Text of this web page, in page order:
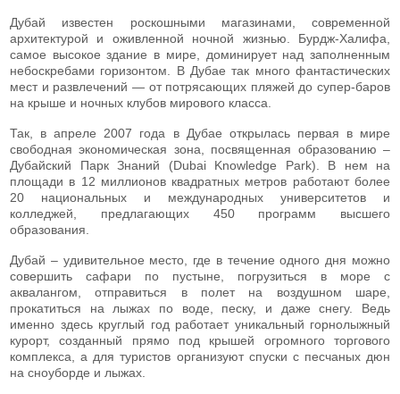
Дубай известен роскошными магазинами, современной
архитектурой и оживленной ночной жизнью. Бурдж-Халифа,
самое высокое здание в мире, доминирует над заполненным
небоскребами горизонтом. В Дубае так много фантастических
мест и развлечений — от потрясающих пляжей до супер-баров
на крыше и ночных клубов мирового класса.
Так, в апреле 2007 года в Дубае открылась первая в мире
свободная экономическая зона, посвященная образованию –
Дубайский Парк Знаний (Dubai Knowledge Park). В нем на
площади в 12 миллионов квадратных метров работают более
20 национальных и международных университетов и
колледжей, предлагающих 450 программ высшего
образования.
Дубай – удивительное место, где в течение одного дня можно
совершить сафари по пустыне, погрузиться в море с
аквалангом, отправиться в полет на воздушном шаре,
прокатиться на лыжах по воде, песку, и даже снегу. Ведь
именно здесь круглый год работает уникальный горнолыжный
курорт, созданный прямо под крышей огромного торгового
комплекса, а для туристов организуют спуски с песчаных дюн
на сноуборде и лыжах.